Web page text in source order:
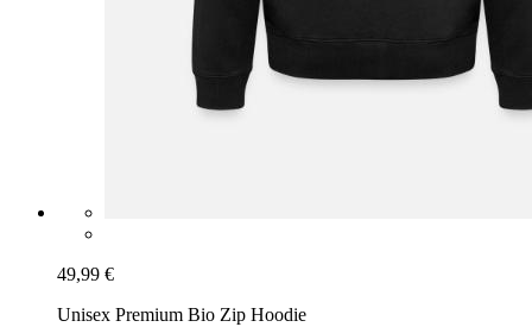
49,99 €
Unisex Premium Bio Zip Hoodie